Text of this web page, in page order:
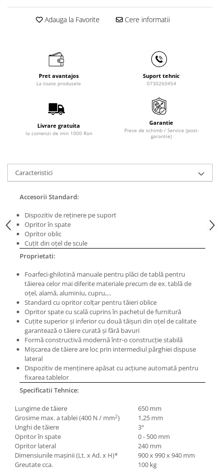
Masini de frezat cu batiu
Masini de frezat multifunctionale
Masini de slefuit metal
Masini de ascutit burghie
Masini de lustruit
Masini de rectificat plan
Masini de rectificat plan
Masini de rectificat rotund
Masini de slefuit combinate
Masini de slefuit cu banda
Masini de slefuit cu mediu umed si
uscat
Masini de slefuit cutite de gravat
Masini de tesit
Masini pentru slefuit tevi
Masini universale de ascutit
Polizoare de banc
Masini de filetat
Masini pneumatice de filetat
Masini electrice de filetat
Exhaustor pentru aschii metal
Masini de gaurit cu talpa
magnetica
Instalatii de spalare a pieselor
Accesorii prelucrare metal
pentru strunguri
Falci pentru 3 bacuri PS3/ PO3
Falci pentru 4 bacuri PS4/ PO4
Flanșă
Fălcile pentru 3-bacuri DK11
Adauga la Favorite Cere informatii
Pret avantajos
La toate produsele
Suport tehnic
0730260454
Livrare gratuita
la comenzi de min 1000 Ron
Garantie
Piese de schimb / Service (post-
garantie)
Caracteristici
Accesorii Standard:
Dispozitiv de reţinere pe suport
Opritor în spate
Opritor oblic
Cuţit din oţel de scule
Proprietati:
Foarfeci-ghilotină manuale pentru plăci de tablă pentru
tăierea celor mai diferite materiale precum de ex. tablă de
oţel, alamă, aluminiu, cupru,...
Standard cu opritor colţar pentru tăieri oblice
Opritor spate cu scală cuprins în pachetul de furnitură
Cuţite superior şi inferior cu două tăişuri din oţel de calitate
garantează o tăiere curată şi fără bavuri
Formă constructivă modernă într-o construcţie stabilă
Mişcarea de tăiere are loc prin intermediul pârghiei dispuse
lateral
Dispozitiv de menţinere apăsat cu acţiune automată pentru
fixarea tablelor
Specificatii Tehnice:
Lungime de tăiere
650 mm
Grosime max. a tablei (400 N / mm2)
1,25 mm
Unghi de tăiere
3°
Opritor în spate
0 - 500 mm
Opritor lateral
240 mm
Dimensiunile maşinii (Lt. x Ad. x H)*
900 x 990 x 940 mm
Greutate cca.
100 kg